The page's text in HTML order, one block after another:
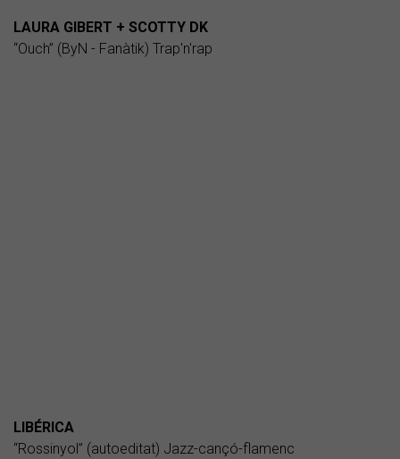
LAURA GIBERT + SCOTTY DK
“Ouch” (ByN - Fanàtik) Trap'n'rap
LIBÉRICA
“Rossinyol” (autoeditat) Jazz-cançó-flamenc